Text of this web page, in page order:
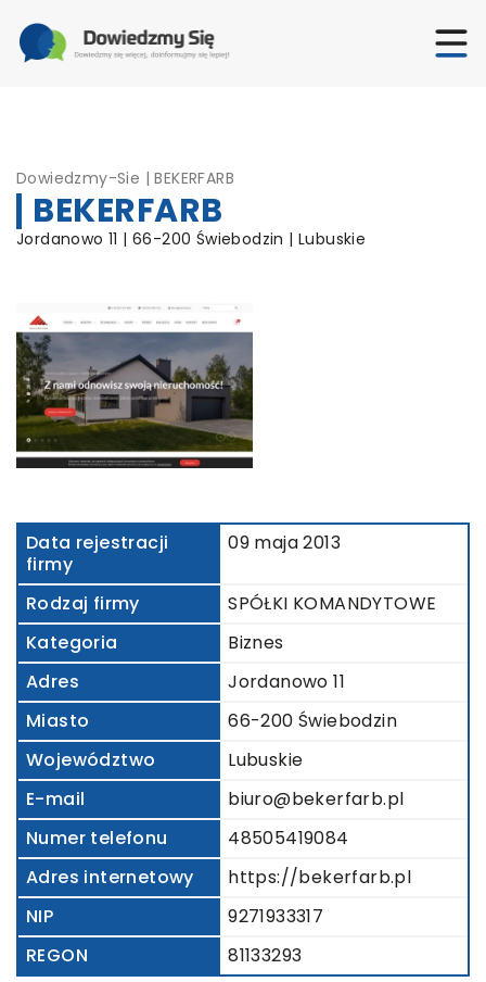
Dowiedzmy-Sie |BEKERFARB
BEKERFARB
Jordanowo 11 | 66-200 Świebodzin | Lubuskie
Data rejestracji
firmy
09 maja 2013
Rodzaj firmy
SPÓŁKI KOMANDYTOWE
Kategoria
Biznes
Adres
Jordanowo 11
Miasto
66-200 Świebodzin
Województwo
Lubuskie
E-mail
biuro@bekerfarb.pl
Numer telefonu
48505419084
Adres internetowy
https://bekerfarb.pl
NIP
9271933317
REGON
81133293